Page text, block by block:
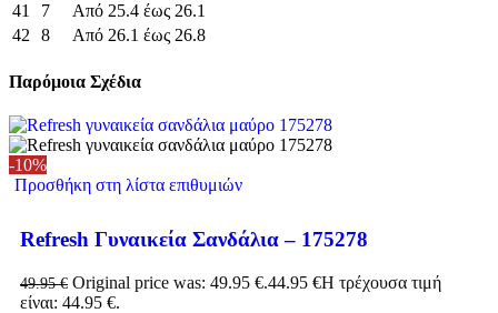
41
7
Από 25.4 έως 26.1
42
8 Από 26.1 έως 26.8
Παρόμοια Σχέδια
-10%
Προσθήκη στη λίστα επιθυμιών
Refresh Γυναικεία Σανδάλια – 175278
49.95€ Original price was: 49.95 €.44.95 €Η τρέχουσα τιμή
είναι: 44.95 €.